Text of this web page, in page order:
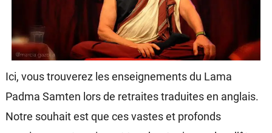
Ici, vous trouverez les enseignements du Lama
Padma Samten lors de retraites traduites en anglais.
Notre souhait est que ces vastes et profonds